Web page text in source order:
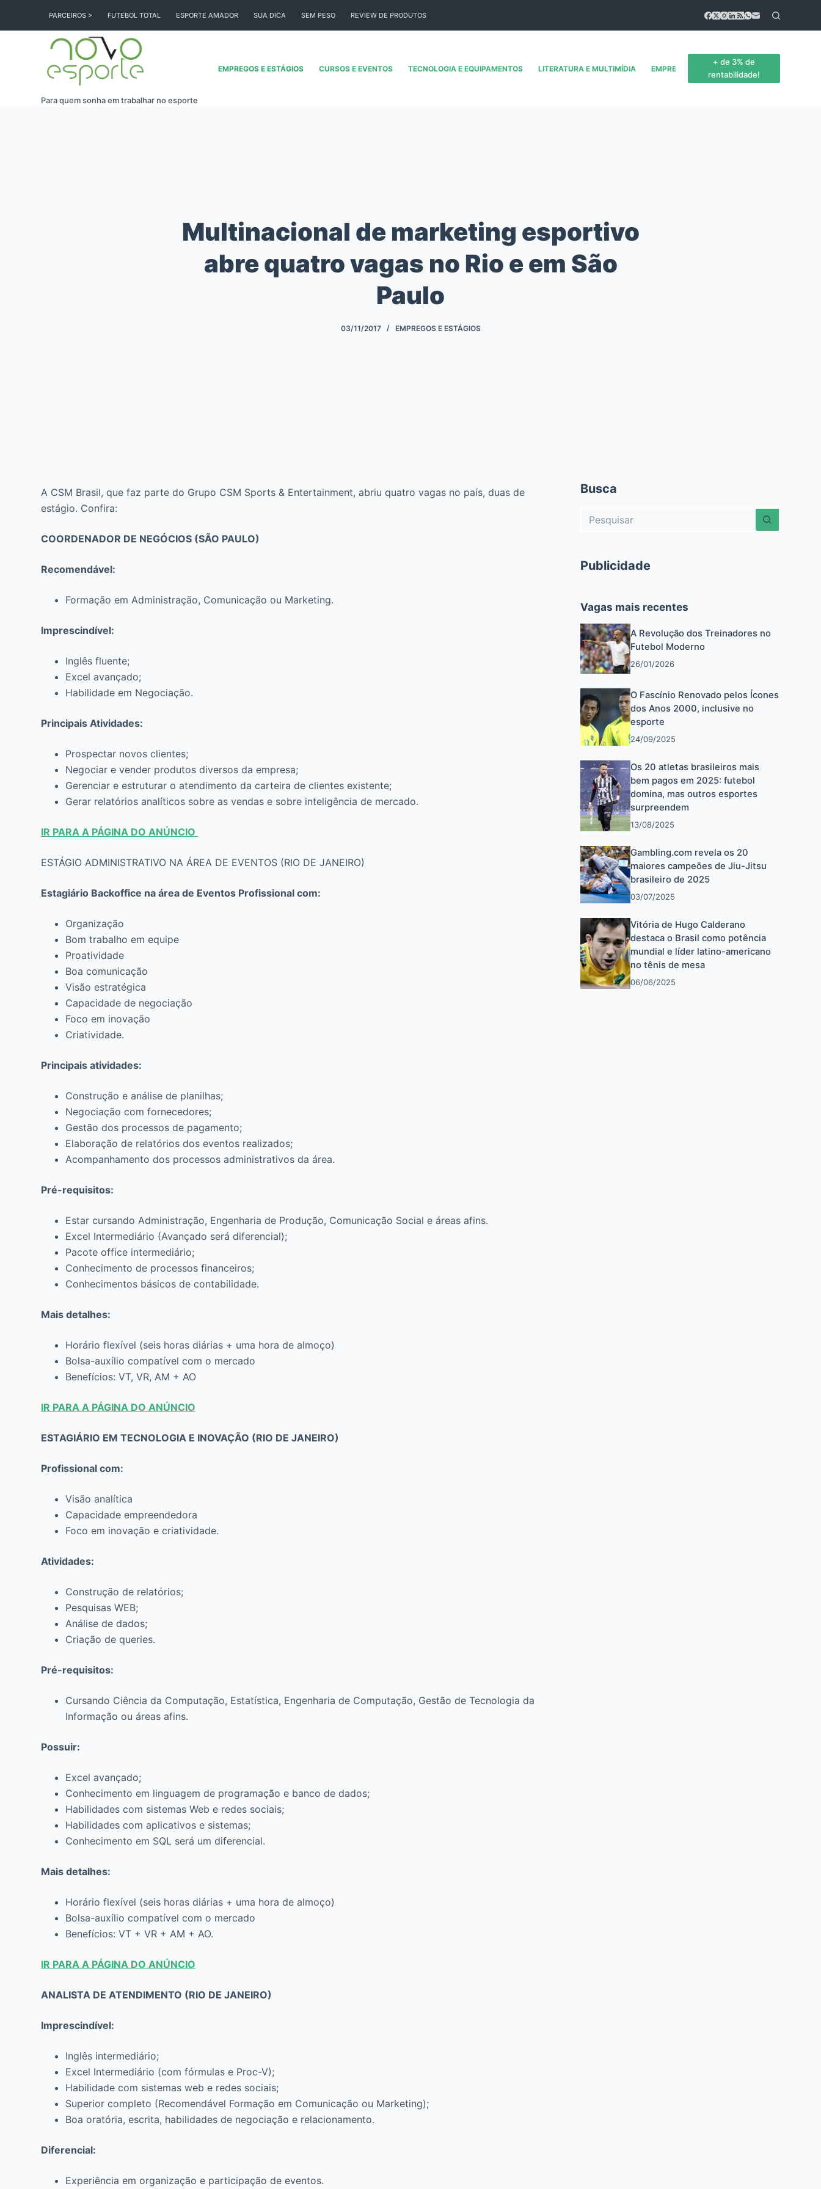
PARCEIROS > FUTEBOL TOTAL ESPORTE AMADOR SUA DICA SEM PESO REVIEW DE PRODUTOS
Para quem sonha em trabalhar no esporte
EMPREGOS E ESTÁGIOS CURSOS E EVENTOS TECNOLOGIA E EQUIPAMENTOS LITERATURA E MULTIMÍDIA EMPREENDEDORISMO
+ de 3% de
rentabilidade!
Multinacional de marketing esportivo
abre quatro vagas no Rio e em São
Paulo
03/11/2017 EMPREGOS E ESTÁGIOS
A CSM Brasil, que faz parte do Grupo CSM Sports & Entertainment, abriu quatro vagas no país, duas de
estágio. Confira:
COORDENADOR DE NEGÓCIOS (SÃO PAULO)
Recomendável:
Formação em Administração, Comunicação ou Marketing.
Imprescindível:
Inglês fluente;
Excel avançado;
Habilidade em Negociação.
Principais Atividades:
Prospectar novos clientes;
Negociar e vender produtos diversos da empresa;
Gerenciar e estruturar o atendimento da carteira de clientes existente;
Gerar relatórios analíticos sobre as vendas e sobre inteligência de mercado.
IR PARA A PÁGINA DO ANÚNCIO
ESTÁGIO ADMINISTRATIVO NA ÁREA DE EVENTOS (RIO DE JANEIRO)
Estagiário Backoffice na área de Eventos Profissional com:
Organização
Bom trabalho em equipe
Proatividade
Boa comunicação
Visão estratégica
Capacidade de negociação
Foco em inovação
Criatividade.
Principais atividades:
Construção e análise de planilhas;
Negociação com fornecedores;
Gestão dos processos de pagamento;
Elaboração de relatórios dos eventos realizados;
Acompanhamento dos processos administrativos da área.
Pré-requisitos:
Estar cursando Administração, Engenharia de Produção, Comunicação Social e áreas afins.
Excel Intermediário (Avançado será diferencial);
Pacote office intermediário;
Conhecimento de processos financeiros;
Conhecimentos básicos de contabilidade.
Mais detalhes:
Horário flexível (seis horas diárias + uma hora de almoço)
Bolsa-auxílio compatível com o mercado
Benefícios: VT, VR, AM + AO
IR PARA A PÁGINA DO ANÚNCIO
ESTAGIÁRIO EM TECNOLOGIA E INOVAÇÃO (RIO DE JANEIRO)
Profissional com:
Visão analítica
Capacidade empreendedora
Foco em inovação e criatividade.
Atividades:
Construção de relatórios;
Pesquisas WEB;
Análise de dados;
Criação de queries.
Pré-requisitos:
Cursando Ciência da Computação, Estatística, Engenharia de Computação, Gestão de Tecnologia da
Informação ou áreas afins.
Possuir:
Excel avançado;
Conhecimento em linguagem de programação e banco de dados;
Habilidades com sistemas Web e redes sociais;
Habilidades com aplicativos e sistemas;
Conhecimento em SQL será um diferencial.
Mais detalhes:
Horário flexível (seis horas diárias + uma hora de almoço)
Bolsa-auxílio compatível com o mercado
Benefícios: VT + VR + AM + AO.
IR PARA A PÁGINA DO ANÚNCIO
ANALISTA DE ATENDIMENTO (RIO DE JANEIRO)
Imprescindível:
Inglês intermediário;
Excel Intermediário (com fórmulas e Proc-V);
Habilidade com sistemas web e redes sociais;
Superior completo (Recomendável Formação em Comunicação ou Marketing);
Boa oratória, escrita, habilidades de negociação e relacionamento.
Diferencial:
Experiência em organização e participação de eventos.
Busca
Sem
Publicidade
Vagas mais recentes
A Revolução dos Treinadores no
Futebol Moderno
26/01/2026
O Fascínio Renovado pelos Ícones
dos Anos 2000, inclusive no
esporte
24/09/2025
Os 20 atletas brasileiros mais
bem pagos em 2025: futebol
domina, mas outros esportes
surpreendem
13/08/2025
Gambling.com revela os 20
maiores campeões de Jiu-Jitsu
brasileiro de 2025
03/07/2025
Vitória de Hugo Calderano
destaca o Brasil como potência
mundial e líder latino-americano
no tênis de mesa
06/06/2025